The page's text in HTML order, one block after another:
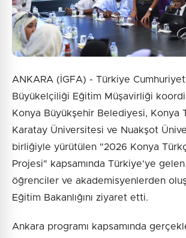
ANKARA (İGFA) - Türkiye
Büyükelçiliği Eğitim Müşavirliği
Konya Büyükşehir Belediyesi, Konya
Karatay Üniversitesi ve Nuakşot
birliğiyle yürütülen "2026 Konya
Projesi" kapsamında Türkiye'ye gelen
öğrenciler ve akademisyenlerden
Eğitim Bakanlığını ziyaret etti.
Ankara programı kapsamında